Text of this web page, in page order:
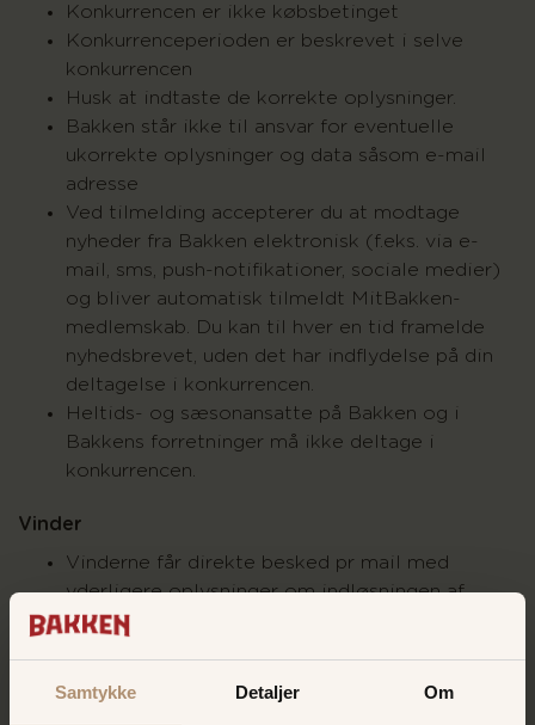
Samtykke Detaljer Om
Konkurrencen er ikke købsbetinget
Konkurrenceperioden er beskrevet i selve
konkurrencen
Husk at indtaste de korrekte oplysninger.
Bakken står ikke til ansvar for eventuelle
ukorrekte oplysninger og data såsom e-mail
adresse
Ved tilmelding accepterer du at modtage
nyheder fra Bakken elektronisk (f.eks. via e-
mail, sms, push-notifikationer, sociale medier)
og bliver automatisk tilmeldt MitBakken-
medlemskab. Du kan til hver en tid framelde
nyhedsbrevet, uden det har indflydelse på din
deltagelse i konkurrencen.
Heltids- og sæsonansatte på Bakken og i
Bakkens forretninger må ikke deltage i
konkurrencen.
Vinder
Vinderne får direkte besked pr mail med
yderligere oplysninger om indløsningen af
præmien